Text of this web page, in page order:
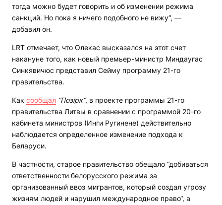
тогда можно будет говорить и об изменении режима
санкций. Но пока я ничего подобного не вижу“, —
добавил он.
LRT отмечает, что Олекас высказался на этот счет
накануне того, как новый премьер-министр Миндаугас
Синкявичюс представил Сейму программу 21-го
правительства.
Как сообщал “Позірк“, в проекте программы 21-го
правительства Литвы в сравнении с программой 20-го
кабинета министров (Инги Ругинене) действительно
наблюдается определенное изменение подхода к
Беларуси.
В частности, старое правительство обещало “добиваться
ответственности белорусского режима за
организованный ввоз мигрантов, который создал угрозу
жизням людей и нарушил международное право“, а